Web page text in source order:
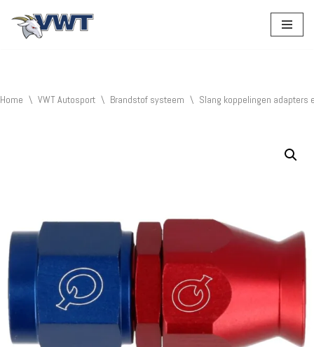
Home \ VWT Autosport \ Brandstof systeem \ Slang koppelingen adapters